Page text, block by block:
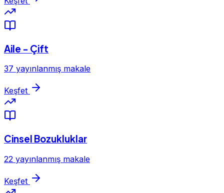
Aile - Çift
37 yayınlanmış makale
Keşfet
Cinsel Bozukluklar
22 yayınlanmış makale
Keşfet